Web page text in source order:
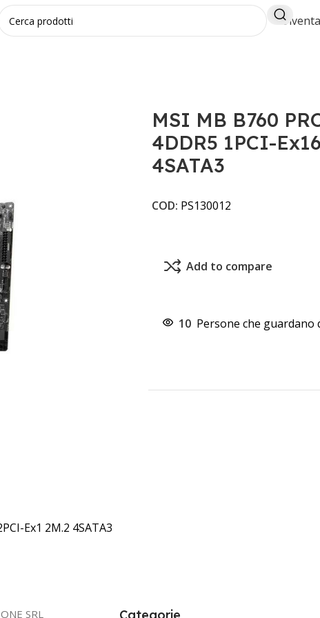
B760M-P LGA 1700 4DDR5 1PCI-Ex16 2PCI-Ex1 2M.2
MSI MB B760
4DDR5 1PCI-
4SATA3
COD: PS130012
Add to compare
10 Persone che
Ex1 2M.2 4SATA3
SRL Categorie